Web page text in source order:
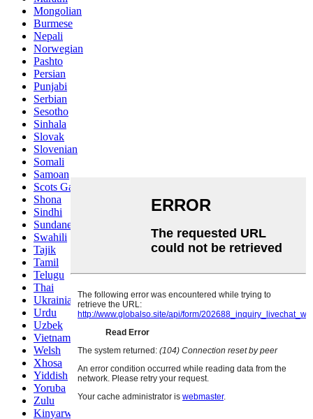
Mongolian
Burmese
Nepali
Norwegian
Pashto
Persian
Punjabi
Serbian
Sesotho
Sinhala
Slovak
Slovenian
Somali
Samoan
Scots Gaelic
Shona
Sindhi
Sundanese
Swahili
Tajik
Tamil
Telugu
Thai
Ukrainian
Urdu
Uzbek
Vietnamese
Welsh
Xhosa
Yiddish
Yoruba
Zulu
Kinyarwanda